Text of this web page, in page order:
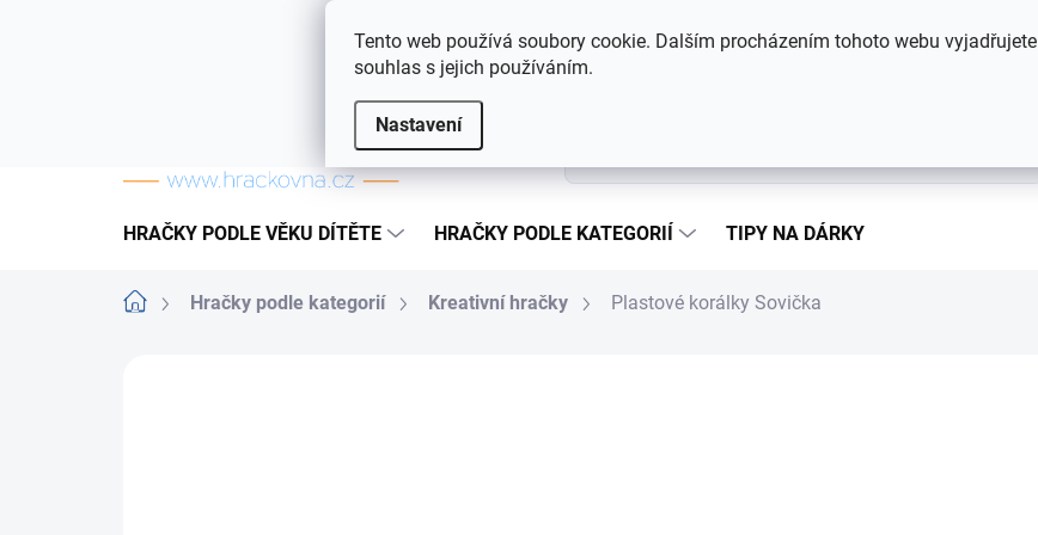
Tento web používá soubory cookie. Dalším procházením tohoto webu vyjadřujete
souhlas s jejich používáním.
Nastavení
Často kladené otázky Hodnocení obchodu Kontakty
HRAČKY PODLE VĚKU DÍTĚTE HRAČKY PODLE KATEGORIÍ TIPY NA DÁRKY
DomůHračky podle kategorií Kreativní hračky Plastové korálky Sovička